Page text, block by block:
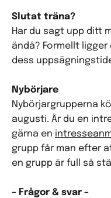
Slutat träna?
Har du sagt upp ditt
ändå? Formellt
dess
Nybörjare
Nybörjargrupperna
augusti. Är du en
gärna en
grupp får man efter
en grupp är full så
– Frågor & svar –